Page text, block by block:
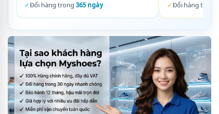
✓Đổi hàng trong 365 ngày
✓Đổi hàng trong